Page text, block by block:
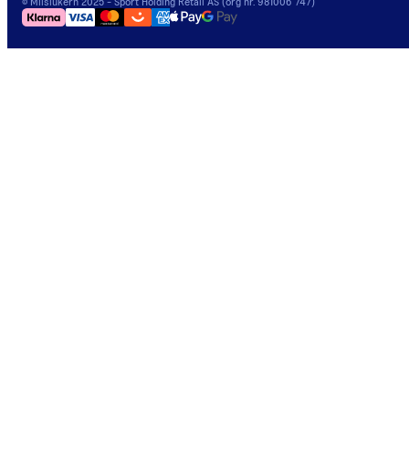
© Milslukern 2025 - Sport Holding Retail AS (org nr. 981006 747)